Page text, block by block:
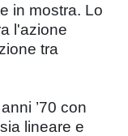
in mostra. Lo
l'azione
tra
’70 con
lineare e